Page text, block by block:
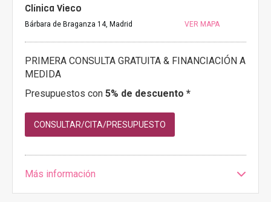
Clínica Vieco
Bárbara de Braganza 14, Madrid VER MAPA
PRIMERA CONSULTA GRATUITA & FINANCIACIÓN A
MEDIDA
Presupuestos con 5% de descuento *
CONSULTAR/CITA/PRESUPUESTO
Más información